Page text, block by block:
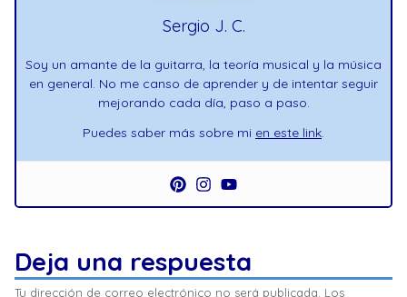
Sergio J. C.
Soy un amante de la guitarra, la teoría musical y la música
en general. No me canso de aprender y de intentar seguir
mejorando cada día, paso a paso.
Puedes saber más sobre mi en este link.
Deja una respuesta
Tu dirección de correo electrónico no será publicada. Los